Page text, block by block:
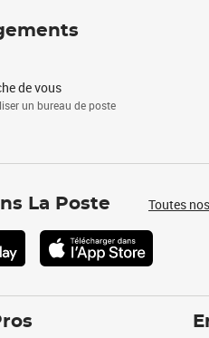
de vous
un bureau de poste
La Poste Toutes